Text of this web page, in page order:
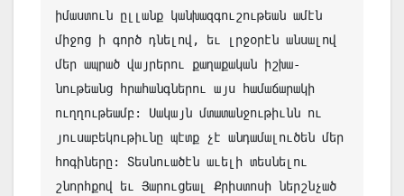
իմաստուն ըլլանք կանխազգուշութեան ամէն
միջոց ի գործ դնելով, եւ լրջօրէն անսալով
մեր ապրած վայրերու քաղաքական իշխա-
նութեանց հրահանգներու այս համաճարակի
ուղղութեամբ: Սակայն մտատանջութիւնն ու
յուսաբեկութիւնը պէտք չէ անդամալուծեն մեր
հոգիները: Տեսնուածէն աւելի տեսնելու
շնորհքով եւ Յարուցեալ Քրիստոսի ներշնչած